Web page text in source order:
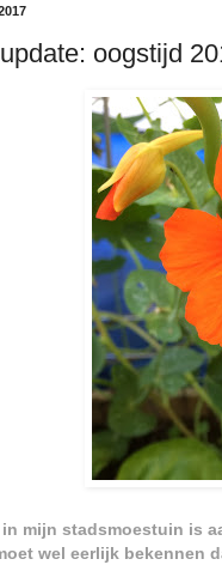
oogstijd
mijn stadsmoestuin is
wel eerlijk bekennen